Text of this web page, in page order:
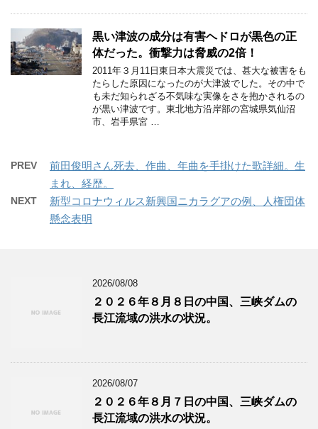
黒い津波の成分は有害ヘドロが黒色の正
体だった。衝撃力は脅威の2倍！
2011年３月11日東日本大震災では、甚大な被害をも
たらした原因になったのが大津波でした。その中で
も未だ知られざる不気味な実像をさを抱かされるの
が黒い津波です。東北地方沿岸部の宮城県気仙沼
市、岩手県宮 …
PREV
前田俊明さん死去、作曲、年曲を手掛けた歌詳細。生
まれ、経歴。
NEXT
新型コロナウィルス新興国ニカラグアの例、人権団体
懸念表明
2026/08/08
２０２６年８月８日の中国、三峡ダムの
長江流域の洪水の状況。
2026/08/07
２０２６年８月７日の中国、三峡ダムの
長江流域の洪水の状況。